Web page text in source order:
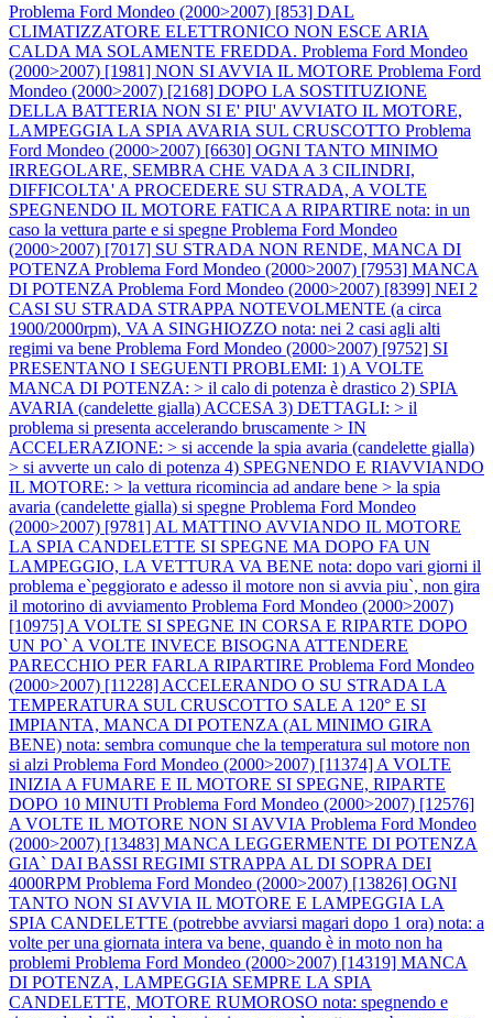
Problema Ford Mondeo (2000>2007) [853] DAL
CLIMATIZZATORE ELETTRONICO NON ESCE ARIA
CALDA MA SOLAMENTE FREDDA. Problema Ford Mondeo
(2000>2007) [1981] NON SI AVVIA IL MOTORE Problema Ford
Mondeo (2000>2007) [2168] DOPO LA SOSTITUZIONE
DELLA BATTERIA NON SI E' PIU' AVVIATO IL MOTORE,
LAMPEGGIA LA SPIA AVARIA SUL CRUSCOTTO Problema
Ford Mondeo (2000>2007) [6630] OGNI TANTO MINIMO
IRREGOLARE, SEMBRA CHE VADA A 3 CILINDRI,
DIFFICOLTA' A PROCEDERE SU STRADA, A VOLTE
SPEGNENDO IL MOTORE FATICA A RIPARTIRE nota: in un
caso la vettura parte e si spegne Problema Ford Mondeo
(2000>2007) [7017] SU STRADA NON RENDE, MANCA DI
POTENZA Problema Ford Mondeo (2000>2007) [7953] MANCA
DI POTENZA Problema Ford Mondeo (2000>2007) [8399] NEI 2
CASI SU STRADA STRAPPA NOTEVOLMENTE (a circa
1900/2000rpm), VA A SINGHIOZZO nota: nei 2 casi agli alti
regimi va bene Problema Ford Mondeo (2000>2007) [9752] SI
PRESENTANO I SEGUENTI PROBLEMI: 1) A VOLTE
MANCA DI POTENZA: > il calo di potenza è drastico 2) SPIA
AVARIA (candelette gialla) ACCESA 3) DETTAGLI: > il
problema si presenta accelerando bruscamente > IN
ACCELERAZIONE: > si accende la spia avaria (candelette gialla)
> si avverte un calo di potenza 4) SPEGNENDO E RIAVVIANDO
IL MOTORE: > la vettura ricomincia ad andare bene > la spia
avaria (candelette gialla) si spegne Problema Ford Mondeo
(2000>2007) [9781] AL MATTINO AVVIANDO IL MOTORE
LA SPIA CANDELETTE SI SPEGNE MA DOPO FA UN
LAMPEGGIO, LA VETTURA VA BENE nota: dopo vari giorni il
problema e`peggiorato e adesso il motore non si avvia piu`, non gira
il motorino di avviamento Problema Ford Mondeo (2000>2007)
[10975] A VOLTE SI SPEGNE IN CORSA E RIPARTE DOPO
UN PO` A VOLTE INVECE BISOGNA ATTENDERE
PARECCHIO PER FARLA RIPARTIRE Problema Ford Mondeo
(2000>2007) [11228] ACCELERANDO O SU STRADA LA
TEMPERATURA SUL CRUSCOTTO SALE A 120° E SI
IMPIANTA, MANCA DI POTENZA (AL MINIMO GIRA
BENE) nota: sembra comunque che la temperatura sul motore non
si alzi Problema Ford Mondeo (2000>2007) [11374] A VOLTE
INIZIA A FUMARE E IL MOTORE SI SPEGNE, RIPARTE
DOPO 10 MINUTI Problema Ford Mondeo (2000>2007) [12576]
A VOLTE IL MOTORE NON SI AVVIA Problema Ford Mondeo
(2000>2007) [13483] MANCA LEGGERMENTE DI POTENZA
GIA` DAI BASSI REGIMI STRAPPA AL DI SOPRA DEI
4000RPM Problema Ford Mondeo (2000>2007) [13826] OGNI
TANTO NON SI AVVIA IL MOTORE E LAMPEGGIA LA
SPIA CANDELETTE (potrebbe avviarsi magari dopo 1 ora) nota: a
volte per una giornata intera va bene, quando è in moto non ha
problemi Problema Ford Mondeo (2000>2007) [14319] MANCA
DI POTENZA, LAMPEGGIA SEMPRE LA SPIA
CANDELETTE, MOTORE RUMOROSO nota: spegnendo e